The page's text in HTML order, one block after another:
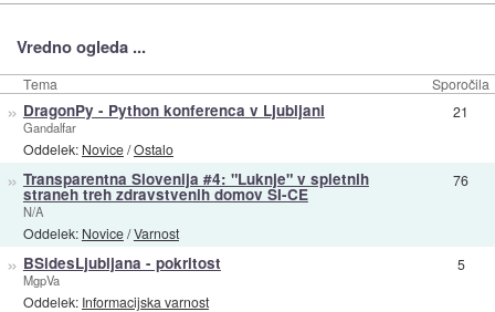
Vredno ogleda ...
Tema Sporočila
» DragonPy - Python konferenca v Ljubljani
Gandalfar
Oddelek: Novice/Ostalo
21
» Transparentna Slovenija #4: "Luknje" v spletnih
straneh treh zdravstvenih domov SI-CE
N/A
Oddelek: Novice/Varnost
76
» BSidesLjubljana - pokritost
MgpVa
Oddelek: Informacijska varnost
5